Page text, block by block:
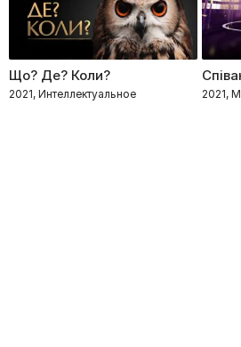
Що? Де? Коли?
2021, Интеллектуальное 2021,